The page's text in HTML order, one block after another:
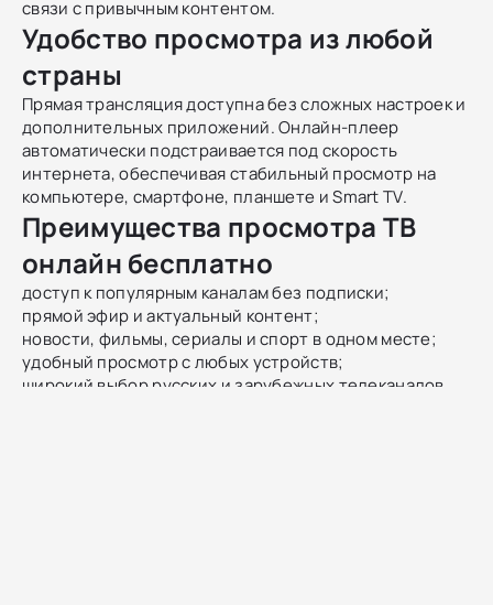
связи с привычным контентом.
Удобство просмотра из любой
страны
Прямая трансляция доступна без сложных настроек и
дополнительных приложений. Онлайн-плеер
автоматически подстраивается под скорость
интернета, обеспечивая стабильный просмотр на
компьютере, смартфоне, планшете и Smart TV.
Преимущества просмотра ТВ
онлайн бесплатно
доступ к популярным каналам без подписки;
прямой эфир и актуальный контент;
новости, фильмы, сериалы и спорт в одном месте;
удобный просмотр с любых устройств;
широкий выбор русских и зарубежных телеканалов.